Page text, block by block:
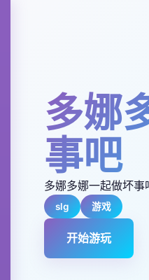
多娜
事吧
多娜多娜一起做坏
slg 游戏
开始游玩